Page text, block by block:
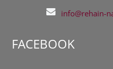
info@rehain-
FACEBOOK